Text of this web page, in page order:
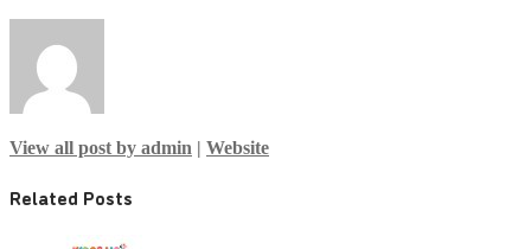
View all post by admin | Website
Related Posts